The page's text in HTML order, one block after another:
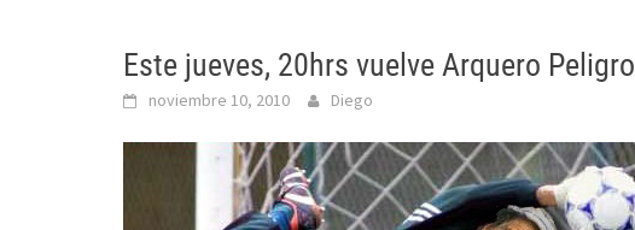
Este jueves, 20hrs vuelve Arquero Peligro
noviembre 10, 2010 Diego